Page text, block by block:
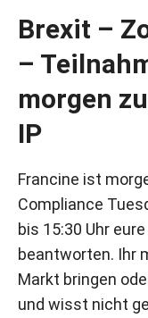
Brexit –
–
morgen
IP
Francine ist
Compliance
bis 15:30 Uhr
beantworten. Ihr
Markt bringen
und wisst nicht